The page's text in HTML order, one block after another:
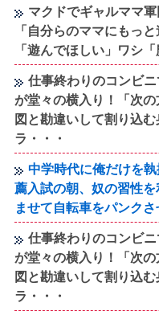
マクドでギャルママ
「自分らのママにもっ
「遊んでほしい」ワシ
仕事終わりのコンビ
が堂々の横入り！「次
図と勘違いして割り込
ラ・・・
中学時代に俺だけを
薦入試の朝、奴の習性
ませて自転車をパンク
仕事終わりのコンビ
が堂々の横入り！「次
図と勘違いして割り込
ラ・・・